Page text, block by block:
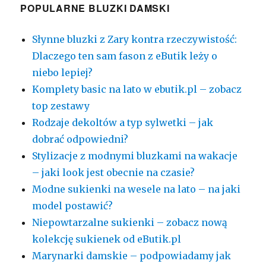
POPULARNE BLUZKI DAMSKI
Słynne bluzki z Zary kontra rzeczywistość:
Dlaczego ten sam fason z eButik leży o
niebo lepiej?
Komplety basic na lato w ebutik.pl – zobacz
top zestawy
Rodzaje dekoltów a typ sylwetki – jak
dobrać odpowiedni?
Stylizacje z modnymi bluzkami na wakacje
– jaki look jest obecnie na czasie?
Modne sukienki na wesele na lato – na jaki
model postawić?
Niepowtarzalne sukienki – zobacz nową
kolekcję sukienek od eButik.pl
Marynarki damskie – podpowiadamy jak